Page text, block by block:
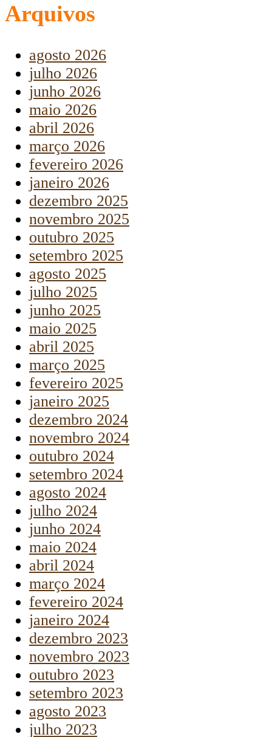
Arquivos
agosto 2026
julho 2026
junho 2026
maio 2026
abril 2026
março 2026
fevereiro 2026
janeiro 2026
dezembro 2025
novembro 2025
outubro 2025
setembro 2025
agosto 2025
julho 2025
junho 2025
maio 2025
abril 2025
março 2025
fevereiro 2025
janeiro 2025
dezembro 2024
novembro 2024
outubro 2024
setembro 2024
agosto 2024
julho 2024
junho 2024
maio 2024
abril 2024
março 2024
fevereiro 2024
janeiro 2024
dezembro 2023
novembro 2023
outubro 2023
setembro 2023
agosto 2023
julho 2023